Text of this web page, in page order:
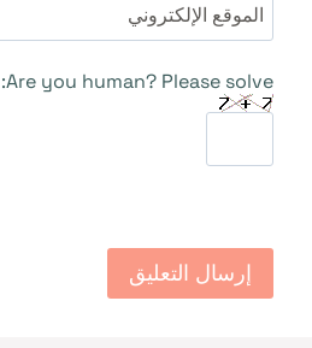
الموقع الإلكتروني
Are you human? Please solve: